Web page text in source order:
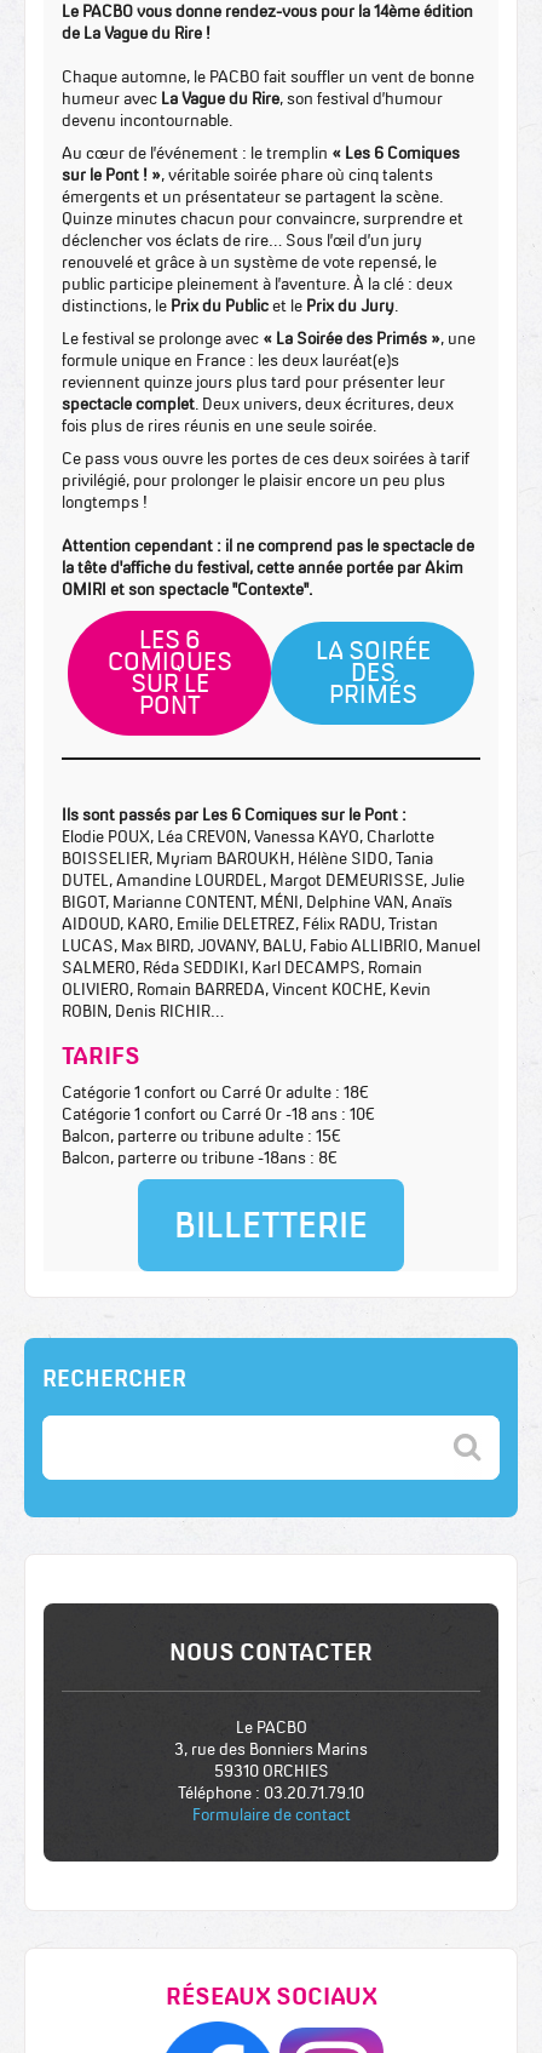
Le PACBO vous donne rendez-vous pour la 14ème édition
de La Vague du Rire !
Chaque automne, le PACBO fait souffler un vent de bonne
humeur avec La Vague du Rire, son festival d’humour
devenu incontournable.
Au cœur de l’événement : le tremplin « Les 6 Comiques
sur le Pont ! », véritable soirée phare où cinq talents
émergents et un présentateur se partagent la scène.
Quinze minutes chacun pour convaincre, surprendre et
déclencher vos éclats de rire… Sous l’œil d’un jury
renouvelé et grâce à un système de vote repensé, le
public participe pleinement à l’aventure. À la clé : deux
distinctions, le Prix du Publicet le Prix du Jury
Le festival se prolonge avec « La Soirée des Primés », une
formule unique en France : les deux lauréat(e)s
reviennent quinze jours plus tard pour présenter leur
spectacle complet . Deux univers, deux écritures, deux
fois plus de rires réunis en une seule soirée.
Ce pass vous ouvre les portes de ces deux soirées à tarif
privilégié, pour prolonger le plaisir encore un peu plus
longtemps !
Attention cependant : il ne comprend pas le spectacle de
la tête d'affiche du festival, cette année portée par Akim
OMIRI et son spectacle "Contexte".
LES 6
COMIQUES
SUR LE
PONT
LA SOIRÉE
DES
PRIMÉS
Ils sont passés par Les 6 Comiques sur le Pont :
Elodie POUX, Léa CREVON, Vanessa KAYO, Charlotte
BOISSELIER, Myriam BAROUKH, Hélène SIDO, Tania
DUTEL, Amandine LOURDEL, Margot DEMEURISSE, Julie
BIGOT, Marianne CONTENT, MÉNI, Delphine VAN, Anaïs
AIDOUD, KARO, Emilie DELETREZ, Félix RADU, Tristan
LUCAS, Max BIRD, JOVANY, BALU, Fabio ALLIBRIO, Manuel
SALMERO, Réda SEDDIKI, Karl DECAMPS, Romain
OLIVIERO, Romain BARREDA, Vincent KOCHE, Kevin
ROBIN, Denis RICHIR…
TARIFS
Catégorie 1 confort ou Carré Or adulte : 18€
Catégorie 1 confort ou Carré Or -18 ans : 10€
Balcon, parterre ou tribune adulte : 15€
Balcon, parterre ou tribune -18ans : 8€
BILLETTERIE
RECHERCHER
NOUS CONTACTER
Le PACBO
3, rue des Bonniers Marins
59310 ORCHIES
Téléphone : 03.20.71.79.10
Formulaire de contact
RÉSEAUX SOCIAUX